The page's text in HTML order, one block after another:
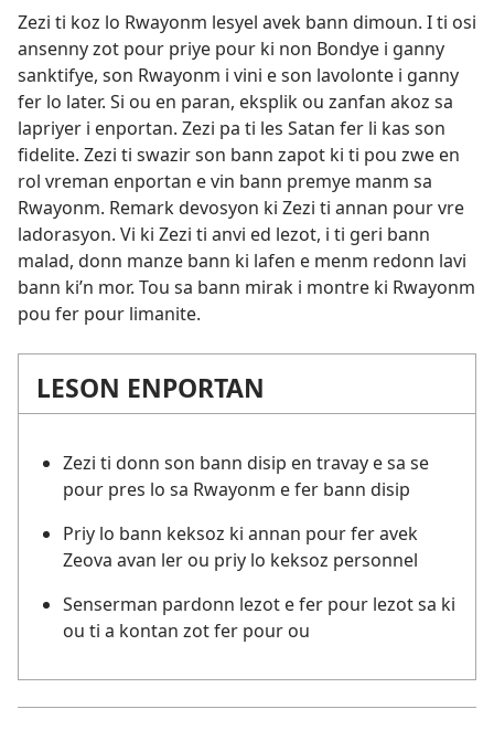
Zezi ti koz lo Rwayonm lesyel avek bann dimoun. I ti osi
ansenny zot pour priye pour ki non Bondye i ganny
sanktifye, son Rwayonm i vini e son lavolonte i ganny
fer lo later. Si ou en paran, eksplik ou zanfan akoz sa
lapriyer i enportan. Zezi pa ti les Satan fer li kas son
fidelite. Zezi ti swazir son bann zapot ki ti pou zwe en
rol vreman enportan e vin bann premye manm sa
Rwayonm. Remark devosyon ki Zezi ti annan pour vre
ladorasyon. Vi ki Zezi ti anvi ed lezot, i ti geri bann
malad, donn manze bann ki lafen e menm redonn lavi
bann ki’n mor. Tou sa bann mirak i montre ki Rwayonm
pou fer pour limanite.
LESON ENPORTAN
Zezi ti donn son bann disip en travay e sa se
pour pres lo sa Rwayonm e fer bann disip
Priy lo bann keksoz ki annan pour fer avek
Zeova avan ler ou priy lo keksoz personnel
Senserman pardonn lezot e fer pour lezot sa ki
ou ti a kontan zot fer pour ou